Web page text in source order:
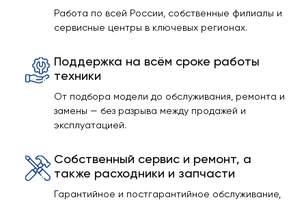
Работа по всей России, собственные филиалы и
сервисные центры в ключевых регионах.
Поддержка на всём сроке работы
техники
От подбора модели до обслуживания, ремонта и
замены — без разрыва между продажей и
эксплуатацией.
Собственный сервис и ремонт, а
также расходники и запчасти
Гарантийное и постгарантийное обслуживание,